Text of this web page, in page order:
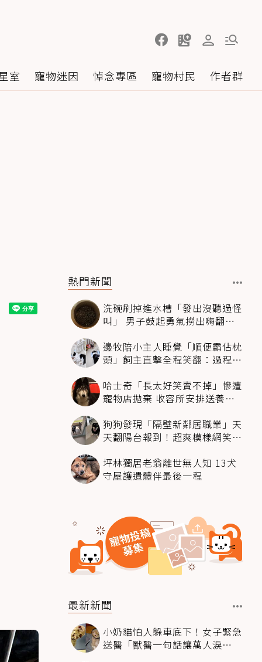
室 寵物迷因 悼念專區 寵物村民 作者群
熱門新聞
洗碗刷掉進水槽「發出沒聽過怪
叫」 男子鼓起勇氣撈出嗨翻：
邊牧陪小主人睡覺「順便霸佔枕
頭」飼主直擊全程笑翻：過程絲
哈士奇「長太好笑賣不掉」慘遭
寵物店拋棄 收容所安排送養活
狗狗發現「隔壁新鄰居職業」天
天翻陽台報到！超爽模樣網笑
坪林獨居老翁離世無人知 13犬
守屋護遺體伴最後一程
最新新聞
小奶貓怕人躲車底下！女子緊急
送醫「獸醫一句話讓萬人淚